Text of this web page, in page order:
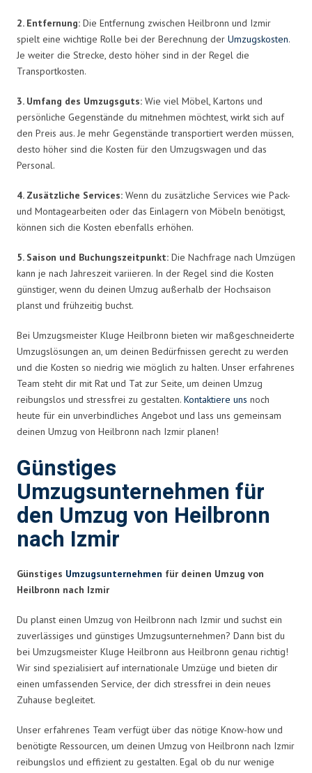
2. Entfernung: Die Entfernung zwischen Heilbronn und Izmir
spielt eine wichtige Rolle bei der Berechnung der Umzugskosten.
Je weiter die Strecke, desto höher sind in der Regel die
Transportkosten.
3. Umfang des Umzugsguts: Wie viel Möbel, Kartons und
persönliche Gegenstände du mitnehmen möchtest, wirkt sich auf
den Preis aus. Je mehr Gegenstände transportiert werden müssen,
desto höher sind die Kosten für den Umzugswagen und das
Personal.
4. Zusätzliche Services: Wenn du zusätzliche Services wie Pack-
und Montagearbeiten oder das Einlagern von Möbeln benötigst,
können sich die Kosten ebenfalls erhöhen.
5. Saison und Buchungszeitpunkt: Die Nachfrage nach Umzügen
kann je nach Jahreszeit variieren. In der Regel sind die Kosten
günstiger, wenn du deinen Umzug außerhalb der Hochsaison
planst und frühzeitig buchst.
Bei Umzugsmeister Kluge Heilbronn bieten wir maßgeschneiderte
Umzugslösungen an, um deinen Bedürfnissen gerecht zu werden
und die Kosten so niedrig wie möglich zu halten. Unser erfahrenes
Team steht dir mit Rat und Tat zur Seite, um deinen Umzug
reibungslos und stressfrei zu gestalten. Kontaktiere uns noch
heute für ein unverbindliches Angebot und lass uns gemeinsam
deinen Umzug von Heilbronn nach Izmir planen!
Günstiges
Umzugsunternehmen für
den Umzug von Heilbronn
nach Izmir
Günstiges Umzugsunternehmen für deinen Umzug von
Heilbronn nach Izmir
Du planst einen Umzug von Heilbronn nach Izmir und suchst ein
zuverlässiges und günstiges Umzugsunternehmen? Dann bist du
bei Umzugsmeister Kluge Heilbronn aus Heilbronn genau richtig!
Wir sind spezialisiert auf internationale Umzüge und bieten dir
einen umfassenden Service, der dich stressfrei in dein neues
Zuhause begleitet.
Unser erfahrenes Team verfügt über das nötige Know-how und
benötigte Ressourcen, um deinen Umzug von Heilbronn nach Izmir
reibungslos und effizient zu gestalten. Egal ob du nur wenige